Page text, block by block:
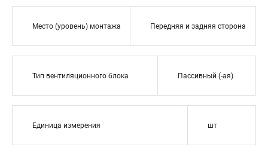
Место (уровень) монтажа Передняя и задняя сторона
Тип вентиляционного блока Пассивный (-ая)
Единица измерения шт